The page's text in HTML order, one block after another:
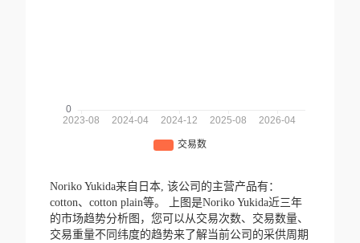
Noriko Yukida来自日本, 该公司的主营产品有：
cotton、cotton plain等。
上图是Noriko Yukida近三年
的市场趋势分析图，您可以从交易次数、交易数量、
交易重量不同纬度的趋势来了解当前公司的采供周期